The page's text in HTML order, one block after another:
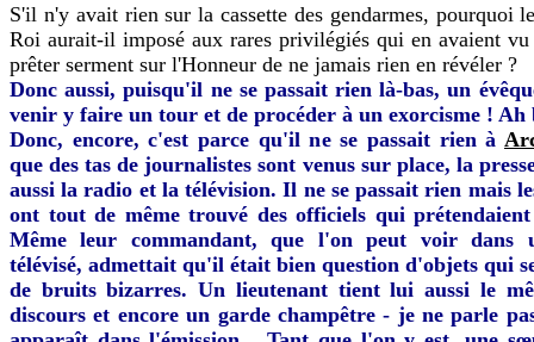
S'il n'y avait rien sur la cassette des gendarmes, pourquoi
Roi aurait-il imposé aux rares privilégiés qui en avaient vu
prêter serment sur l'Honneur de ne jamais rien en révéler ?
Donc aussi, puisqu'il ne se passait rien là-bas, un
venir y faire un tour et de procéder à un exorcisme ! Ah
Donc, encore, c'est parce qu'il ne se passait rien à
que des tas de journalistes sont venus sur place, la
aussi la radio et la télévision. Il ne se passait rien mais
ont tout de même trouvé des officiels qui
Même leur commandant, que l'on peut voir dans
télévisé, admettait qu'il était bien question d'objets qui
de bruits bizarres. Un lieutenant tient lui aussi le
discours et encore un garde champêtre - je ne parle